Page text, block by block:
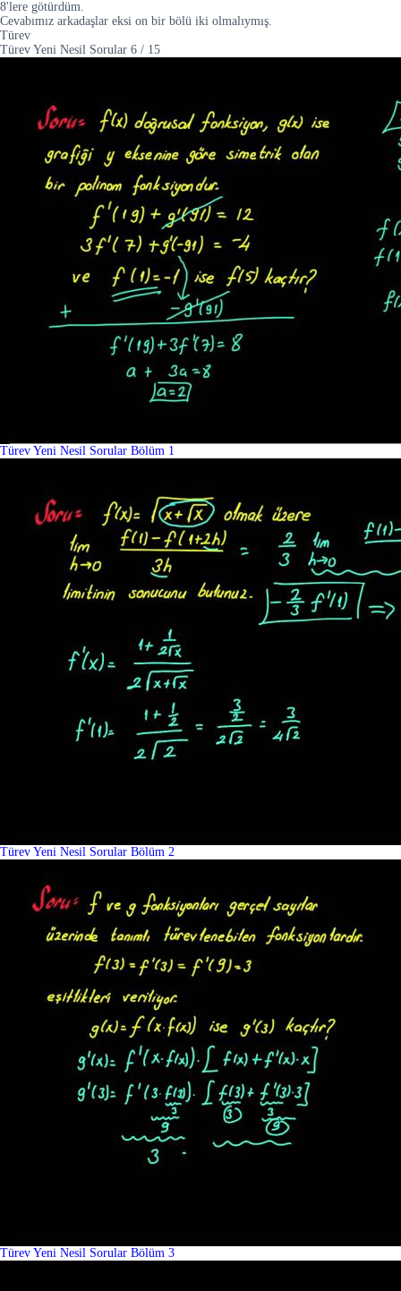
8'lere götürdüm.
Cevabımız arkadaşlar eksi on bir bölü iki olmalıymış.
Türev
Türev Yeni Nesil Sorular 6 / 15
Türev Yeni Nesil Sorular Bölüm 1
Türev Yeni Nesil Sorular Bölüm 2
Türev Yeni Nesil Sorular Bölüm 3